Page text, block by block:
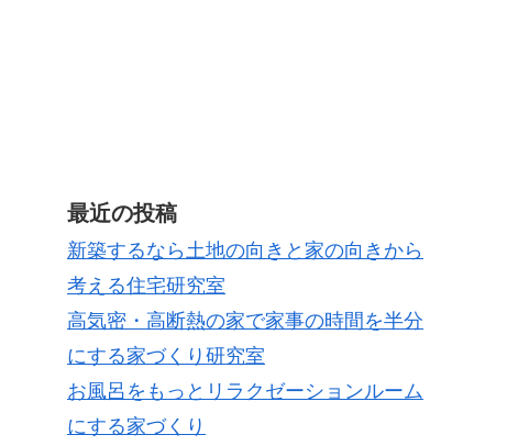
最近の投稿
新築するなら土地の向きと家の向きから
考える住宅研究室
高気密・高断熱の家で家事の時間を半分
にする家づくり研究室
お風呂をもっとリラクゼーションルーム
にする家づくり